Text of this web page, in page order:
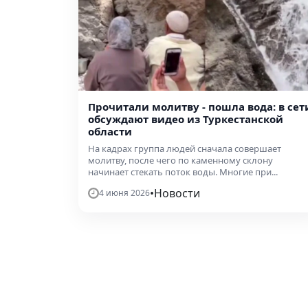
Прочитали молитву - пошла вода: в
обсуждают видео из Туркестанской
области
На кадрах группа людей сначала совершает
молитву, после чего по каменному склону
начинает стекать поток воды. Многие при...
4 июня 2026•Новости